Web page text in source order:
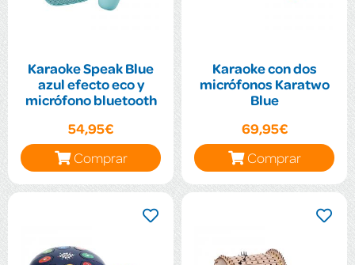
Karaoke Speak Blue
azul efecto eco y
micrófono bluetooth
54,95€
Comprar
Karaoke con dos
micrófonos Karatwo
Blue
69,95€
Comprar